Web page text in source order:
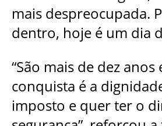
mais despreocupada.
dentro, hoje é um dia
“São mais de dez
conquista é a
imposto e quer ter o